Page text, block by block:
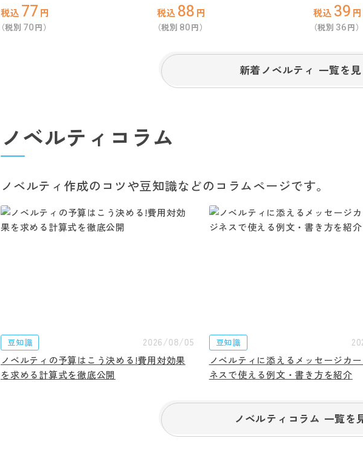
税込 77 円
（税別 70円）
税込 88 円
（税別 80円）
税込 39 円
（税別 36円
新着ノベルティ 一覧を
ノベルティコラム
ノベルティ作成のコツや豆知識などのコラムページです。
豆知識
2026/08/05
ノベルティの予算はこう決める!費用対効果
を求める計算式を徹底公開
豆知識
ノベルティに添えるメッセージカ
ネスで使える例文・書き方を紹介
ノベルティコラム 一覧を